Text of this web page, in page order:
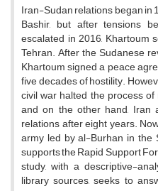
Iran-Sudan relations began in
Bashir, but after tensions
escalated in 2016, Khartoum
Tehran. After the Sudanese
Khartoum signed a peace
five decades of hostility.
civil war halted the process
and on the other hand, Iran
relations after eight years.
army led by al-Burhan in the
supports the Rapid Support
study, with a descriptive-
library sources, seeks to